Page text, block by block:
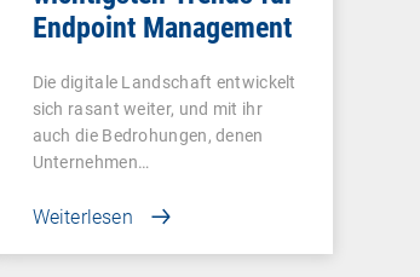
Endpoint Management
Die digitale Landschaft entwickelt
sich rasant weiter, und mit ihr
auch die Bedrohungen, denen
Unternehmen…
Weiterlesen